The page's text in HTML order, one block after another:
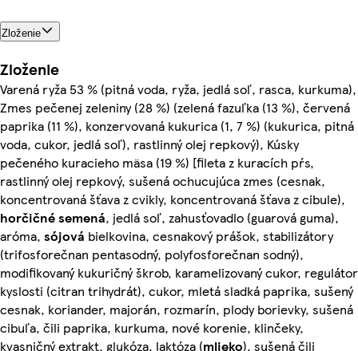
Zloženie
Zloženie
Varená ryža 53 % (pitná voda, ryža, jedlá soľ, rasca, kurkuma),
Zmes pečenej zeleniny (28 %) (zelená fazuľka (13 %), červená
paprika (11 %), konzervovaná kukurica (1, 7 %) (kukurica, pitná
voda, cukor, jedlá soľ), rastlinný olej repkový), Kúsky
pečeného kuracieho mäsa (19 %) [fileta z kuracích pŕs,
rastlinný olej repkový, sušená ochucujúca zmes (cesnak,
koncentrovaná šťava z cvikly, koncentrovaná šťava z cibule),
horčičné semená, jedlá soľ, zahusťovadlo (guarová guma),
aróma, sójová bielkovina, cesnakový prášok, stabilizátory
(trifosforečnan pentasodný, polyfosforečnan sodný),
modifikovaný kukuričný škrob, karamelizovaný cukor, regulátor
kyslosti (citran trihydrát), cukor, mletá sladká paprika, sušený
cesnak, koriander, majorán, rozmarín, plody borievky, sušená
cibuľa, čili paprika, kurkuma, nové korenie, klinčeky,
kvasničný extrakt, glukóza, laktóza (mlieko), sušená čili